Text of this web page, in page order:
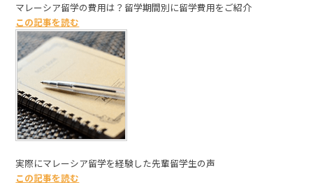
マレーシア留学の費用は？留学期間別に留学費用をご紹介
この記事を読む
実際にマレーシア留学を経験した先輩留学生の声
この記事を読む